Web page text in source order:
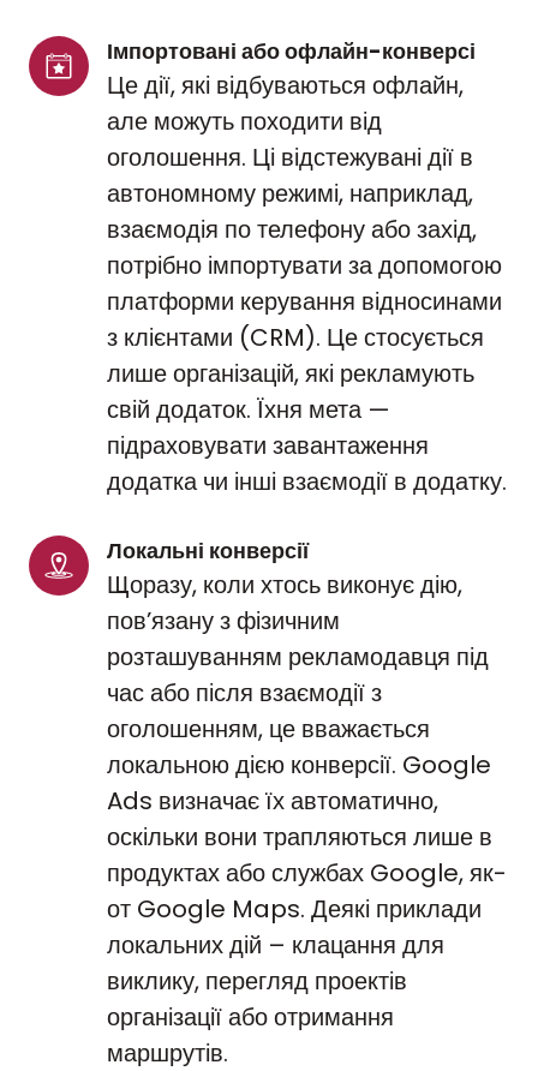
Імпортовані або офлайн-конверсі
Це дії, які відбуваються офлайн,
але можуть походити від
оголошення. Ці відстежувані дії в
автономному режимі, наприклад,
взаємодія по телефону або захід,
потрібно імпортувати за допомогою
платформи керування відносинами
з клієнтами (CRM). Це стосується
лише організацій, які рекламують
свій додаток. Їхня мета —
підраховувати завантаження
додатка чи інші взаємодії в додатку.
Локальні конверсії
Щоразу, коли хтось виконує дію,
пов’язану з фізичним
розташуванням рекламодавця під
час або після взаємодії з
оголошенням, це вважається
локальною дією конверсії. Google
Ads визначає їх автоматично,
оскільки вони трапляються лише в
продуктах або службах Google, як-
от Google Maps. Деякі приклади
локальних дій – клацання для
виклику, перегляд проектів
організації або отримання
маршрутів.